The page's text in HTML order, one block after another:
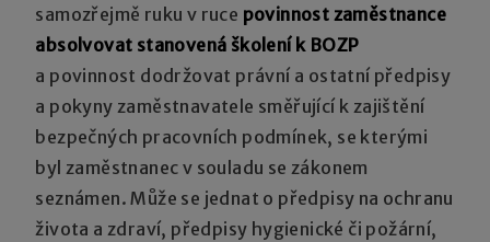
samozřejmě ruku v ruce povinnost zaměstnance
absolvovat stanovená školení k BOZP
a povinnost dodržovat právní a ostatní předpisy
a pokyny zaměstnavatele směřující k zajištění
bezpečných pracovních podmínek, se kterými
byl zaměstnanec v souladu se zákonem
seznámen. Může se jednat o předpisy na ochranu
života a zdraví, předpisy hygienické či požární,